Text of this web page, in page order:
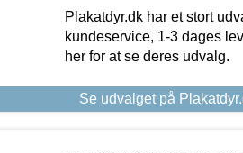
Plakatdyr.dk har et stort
kundeservice, 1-3 dages
her for at se deres udvalg.
Se udvalget på